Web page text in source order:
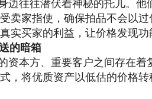
边往往潜伏着神秘的托儿。他
卖家指使，确保拍品不会以
实买家的利益，让价格发现功
的暗箱
资本方、重要客户之间存在
，将优质资产以低估的价格转